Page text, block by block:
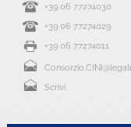
+39 06 77274030
+39 06 77274029
+39 06 77274011
Scrivi